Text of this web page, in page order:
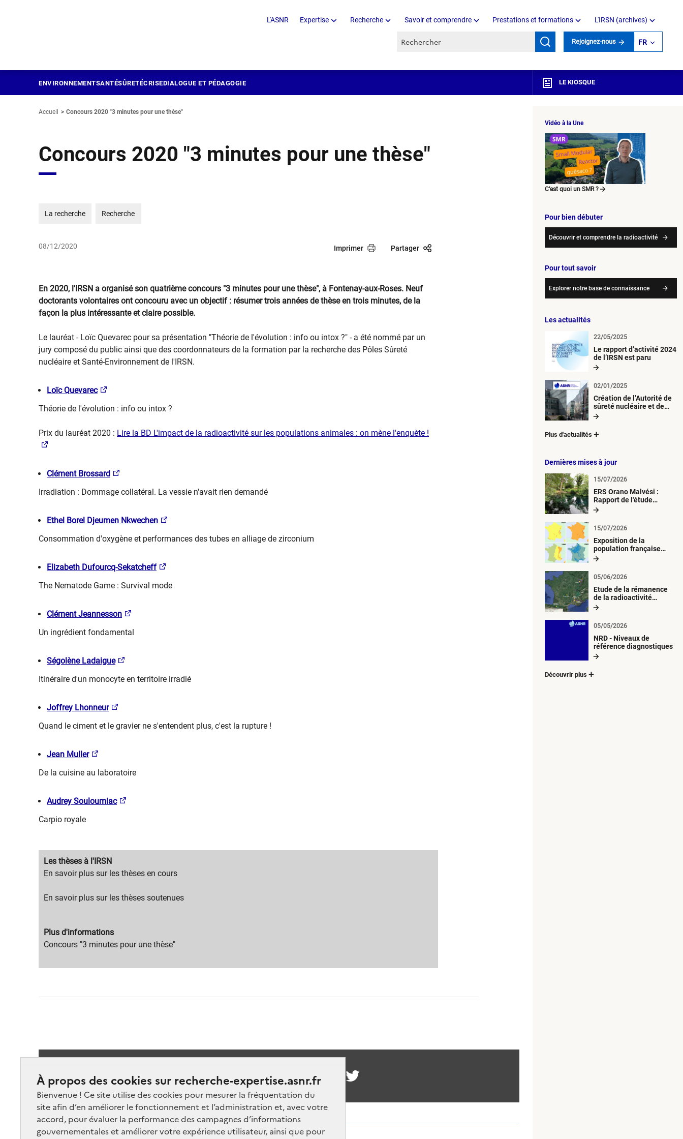
À propos des cookies sur recherche-expertise.asnr.fr
Bienvenue ! Ce site utilise des cookies pour mesurer la fréquentation du
site afin d’en améliorer le fonctionnement et l’administration et, avec votre
accord, pour évaluer la performance des campagnes d’informations
gouvernementales et améliorer votre expérience utilisateur, ainsi que pour
L'ASNR Expertise Recherche Savoir et comprendre Prestations et formations L'IRSN (archives)
Recherche par mots clés Rejoignez-nous FR
ENVIRONNEMENTSANTÉSÛRETÉCRISEDIALOGUE ET PÉDAGOGIE LE KIOSQUE
Accueil Concours 2020 "3 minutes pour une thèse"
Concours 2020 "3 minutes pour une thèse"
Imprimer Partager
La recherche Recherche
08/12/2020
En 2020, l'IRSN a organisé son quatrième concours "3 minutes pour une thèse", à Fontenay-aux-Roses. Neuf
doctorants volontaires ont concouru avec un objectif : résumer trois années de thèse en trois minutes, de la
façon la plus intéressante et claire possible.
Le lauréat - Loïc Quevarec pour sa présentation "Théorie de l'évolution : info ou intox ?" - a été nommé par un
jury composé du public ainsi que des coordonnateurs de la formation par la recherche des Pôles Sûreté
nucléaire et Santé-Environnement de l'IRSN.
Loïc Quevarec
Théorie de l'évolution : info ou intox ?
Prix du lauréat 2020 : Lire la BD L'impact de la radioactivité sur les populations animales : on mène l'enquète !
Clément Brossard
Irradiation : Dommage collatéral. La vessie n'avait rien demandé
Ethel Borel Djeumen Nkwechen
Consommation d'oxygène et performances des tubes en alliage de zirconium
Elizabeth Dufourcq-Sekatcheff
The Nematode Game : Survival mode
Clément Jeannesson
Un ingrédient fondamental
Ségolène Ladaigue
Itinéraire d'un monocyte en territoire irradié
Joffrey Lhonneur
Quand le ciment et le gravier ne s'entendent plus, c'est la rupture !
Jean Muller
De la cuisine au laboratoire
Audrey Souloumiac
Carpio royale
Migration
content
Les thèses à l'IRSN
Migration
text
​En savoir plus sur les thèses en cours
En savoir plus sur les thèses soutenues
Migration
content
Plus d'informations
Migration
text
Concours "3 minutes pour une thèse"
Vidéo à la Une
C’est quoi un SMR ?
Pour bien débuter
Découvrir et comprendre la radioactivité
Pour tout savoir
Explorer notre base de connaissance
Les actualités
Le rapport d’activité 2024
de l’IRSN est paru
22/05/2025
Création de l’Autorité de
sûreté nucléaire et de
radioprotection (ASNR)
02/01/2025
Plus d'actualités
Dernières mises à jour
ERS Orano Malvési :
Rapport de l'étude
radiologique du milieu
15/07/2026
Exposition de la
population française
métropolitaine aux
atmosphériques
radioactives depuis 1945
15/07/2026
Etude de la rémanence
de la radioactivité
d’origine artificielle
05/06/2026
NRD - Niveaux de
référence diagnostiques
05/05/2026
Découvrir plus
Suivez-nous